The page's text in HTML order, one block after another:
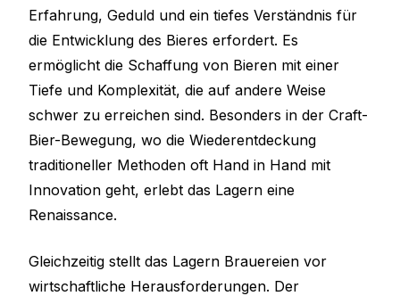
Erfahrung, Geduld und ein tiefes Verständnis für
die Entwicklung des Bieres erfordert. Es
ermöglicht die Schaffung von Bieren mit einer
Tiefe und Komplexität, die auf andere Weise
schwer zu erreichen sind. Besonders in der Craft-
Bier-Bewegung, wo die Wiederentdeckung
traditioneller Methoden oft Hand in Hand mit
Innovation geht, erlebt das Lagern eine
Renaissance.
Gleichzeitig stellt das Lagern Brauereien vor
wirtschaftliche Herausforderungen. Der